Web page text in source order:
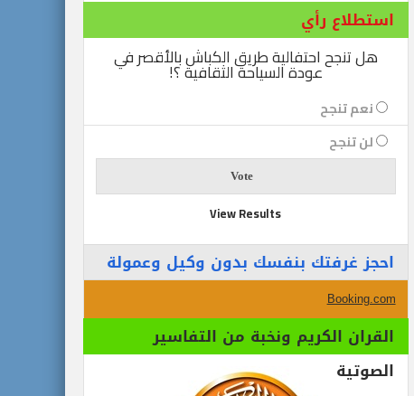
استطلاع رأي
هل تنجح احتفالية طريق الكباش بالأقصر في
عودة السياحة الثقافية ؟!
نعم تنجح
لن تنجح
View Results
احجز غرفتك بنفسك بدون وكيل وعمولة
Booking.com
القران الكريم ونخبة من التفاسير
الصوتية